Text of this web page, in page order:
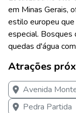
em Minas Gerais,
estilo europeu que
especial. Bosques
quedas d'água
Atrações
Avenida
Pedra Partida